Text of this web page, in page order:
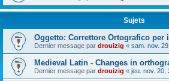
Sujets
Oggetto: Correttore Ortografico per
Dernier message par drouizig « sam. nov.
Medieval Latin - Changes in
Dernier message par drouizig « jeu. nov. 20,